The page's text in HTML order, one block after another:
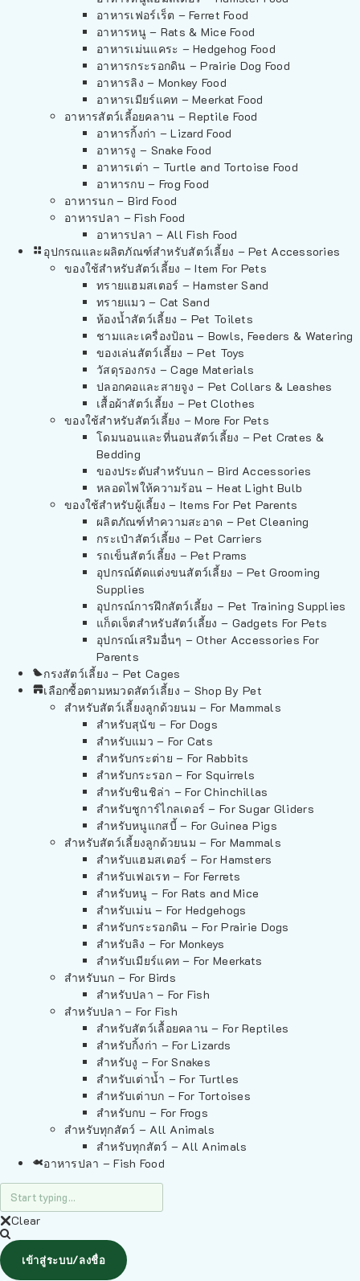
อาหารเฟอร์เร็ต – Ferret Food
อาหารหนู – Rats & Mice Food
อาหารเม่นแคระ – Hedgehog Food
อาหารกระรอกดิน – Prairie Dog Food
อาหารลิง – Monkey Food
อาหารเมียร์แคท – Meerkat Food
อาหารสัตว์เลี้อยคลาน – Reptile Food
อาหารกิ้งก่า – Lizard Food
อาหารงู – Snake Food
อาหารเต่า – Turtle and Tortoise Food
อาหารกบ – Frog Food
อาหารนก – Bird Food
อาหารปลา – Fish Food
อาหารปลา – All Fish Food
อุปกรณและผลิตภัณฑ์สำหรับสัตว์เลี้ยง – Pet Accessories
ของใช้สำหรับสัตว์เลี้ยง – Item For Pets
ทรายแฮมสเตอร์ – Hamster Sand
ทรายแมว – Cat Sand
ห้องน้ำสัตว์เลี้ยง – Pet Toilets
ชามและเครื่องป้อน – Bowls, Feeders & Watering
ของเล่นสัตว์เลี้ยง – Pet Toys
วัสดุรองกรง – Cage Materials
ปลอกคอและสายจูง – Pet Collars & Leashes
เสื้อผ้าสัตว์เลี้ยง – Pet Clothes
ของใช้สำหรับสัตว์เลี้ยง – More For Pets
โดมนอนและที่นอนสัตว์เลี้ยง – Pet Crates &
Bedding
ของประดับสำหรับนก – Bird Accessories
หลอดไฟให้ความร้อน – Heat Light Bulb
ของใช้สำหรับผู้เลี้ยง – Items For Pet Parents
ผลิตภัณฑ์ทำความสะอาด – Pet Cleaning
กระเป๋าสัตว์เลี้ยง – Pet Carriers
รถเข็นสัตว์เลี้ยง – Pet Prams
อุปกรณ์ตัดแต่งขนสัตว์เลี้ยง – Pet Grooming
Supplies
อุปกรณ์การฝึกสัตว์เลี้ยง – Pet Training Supplies
แก็ดเจ็ตสำหรับสัตว์เลี้ยง – Gadgets For Pets
อุปกรณ์เสริมอื่นๆ – Other Accessories For
Parents
กรงสัตว์เลี้ยง – Pet Cages
เลือกซื้อตามหมวดสัตว์เลี้ยง – Shop By Pet
สำหรับสัตว์เลี้ยงลูกด้วยนม – For Mammals
สำหรับสุนัข – For Dogs
สำหรับแมว – For Cats
สำหรับกระต่าย – For Rabbits
สำหรับกระรอก – For Squirrels
สำหรับชินชิล่า – For Chinchillas
สำหรับชูการ์ไกลเดอร์ – For Sugar Gliders
สำหรับหนูแกสบี้ – For Guinea Pigs
สำหรับสัตว์เลี้ยงลูกด้วยนม – For Mammals
สำหรับแฮมสเตอร์ – For Hamsters
สำหรับเฟอเรท – For Ferrets
สำหรับหนู – For Rats and Mice
สำหรับเม่น – For Hedgehogs
สำหรับกระรอกดิน – For Prairie Dogs
สำหรับลิง – For Monkeys
สำหรับเมียร์แคท – For Meerkats
สำหรับนก – For Birds
สำหรับปลา – For Fish
สำหรับปลา – For Fish
สำหรับสัตว์เลื้อยคลาน – For Reptiles
สำหรับกิ้งก่า – For Lizards
สำหรับงู – For Snakes
สำหรับเต่าน้ำ – For Turtles
สำหรับเต่าบก – For Tortoises
สำหรับกบ – For Frogs
สำหรับทุกสัตว์ – All Animals
สำหรับทุกสัตว์ – All Animals
อาหารปลา – Fish Food
Clear
เข้าสู่ระบบ/ลงชื่อ